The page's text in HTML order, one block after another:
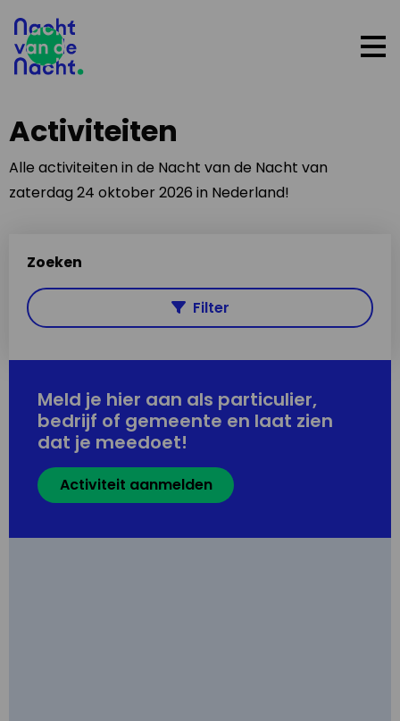
Activiteiten
Alle activiteiten in de Nacht van de Nacht van
zaterdag 24 oktober 2026 in Nederland!
Zoeken
Filter
Meld je hier aan als particulier,
bedrijf of gemeente en laat zien
dat je meedoet!
Activiteit aanmelden